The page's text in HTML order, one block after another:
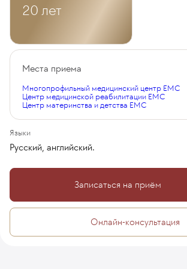
20 лет
Места приема
Многопрофильный медицинский центр EMC
Центр медицинской реабилитации EMC
Центр материнства и детства EMC
Языки
Русский, английский.
Записаться на приём
Онлайн-консультация